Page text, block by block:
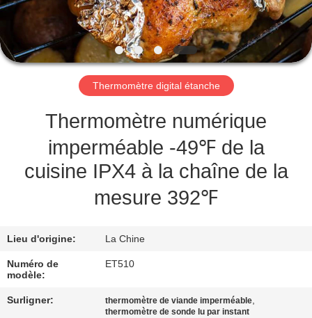
NOUS
VISITE
CONTRÔLE
DE
NOUVELLES
LES
Thermomètre digital étanche
Thermomètre numérique
imperméable -49℉ de la
cuisine IPX4 à la chaîne de la
mesure 392℉
Lieu d'origine: La Chine
Numéro de
modèle:
ET510
Surligner: thermomètre de viande imperméable,
thermomètre de sonde lu par instant